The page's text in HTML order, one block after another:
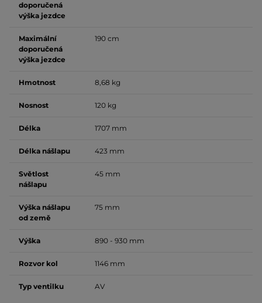
doporučená
výška jezdce
Maximální
doporučená
výška jezdce
190 cm
Hmotnost 8,68 kg
Nosnost 120 kg
Délka 1707 mm
Délka nášlapu 423 mm
Světlost
nášlapu
45 mm
Výška nášlapu
od země
75 mm
Výška 890 - 930 mm
Rozvor kol 1146 mm
Typ ventilku AV